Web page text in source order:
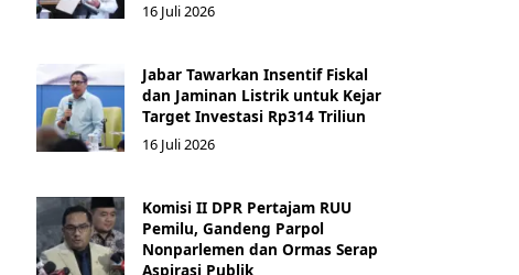
16 Juli 2026
Jabar Tawarkan Insentif Fiskal
dan Jaminan Listrik untuk Kejar
Target Investasi Rp314 Triliun
16 Juli 2026
Komisi II DPR Pertajam RUU
Pemilu, Gandeng Parpol
Nonparlemen dan Ormas Serap
Aspirasi Publik